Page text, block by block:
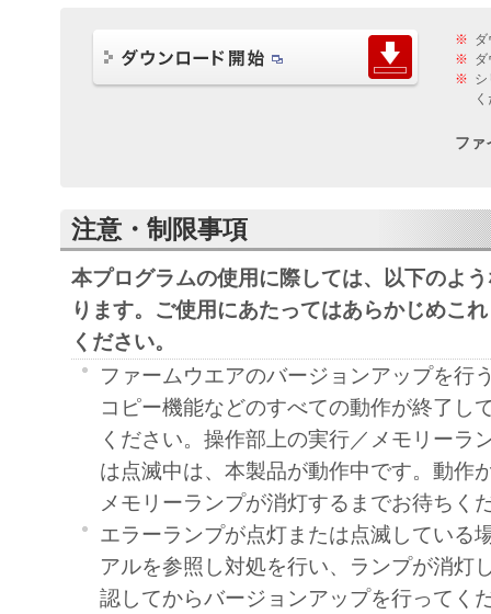
※ ダ
※
※
ファ
注意・制限事項
本プログラムの使用に際しては、以下のよ
ります。ご使用にあたってはあらかじめこ
ください。
ファームウエアのバージョンアップを行
コピー機能などのすべての動作が終了し
ください。操作部上の実行／メモリーラ
は点滅中は、本製品が動作中です。動作
メモリーランプが消灯するまでお待ちく
エラーランプが点灯または点滅している
アルを参照し対処を行い、ランプが消灯
認してからバージョンアップを行ってく